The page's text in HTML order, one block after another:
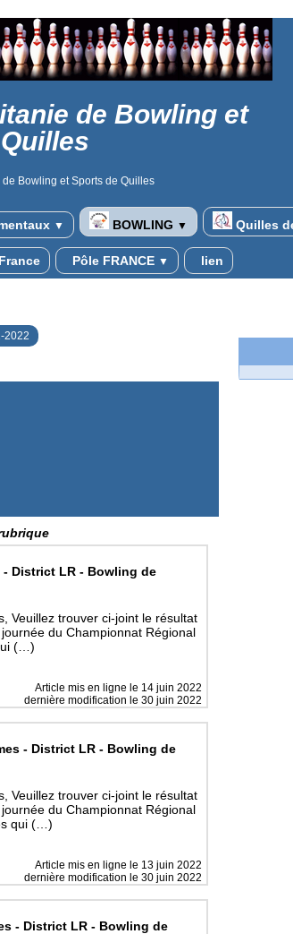
de Bowling et
Bowling et Sports de Quilles
▼ BOWLING ▼ Quilles
Pôle FRANCE ▼ lien
2022
- District LR - Bowling de
Veuillez trouver ci-joint le résultat
du Championnat Régional
(…)
Article mis en ligne le 14 juin 2022
dernière modification le 30 juin 2022
- District LR - Bowling de
Veuillez trouver ci-joint le résultat
du Championnat Régional
qui (…)
Article mis en ligne le 13 juin 2022
dernière modification le 30 juin 2022
- District LR - Bowling de